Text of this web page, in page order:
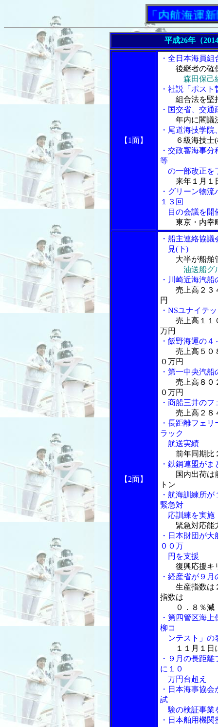
「内航海運新聞」
平成26年（
【1面】
・全日本海員
後継者の確
森田保己
・社説「ポス
組合法を堅
・国交省、交
年内に閣議
・尾道海技学
６級海技士
・交政審海事
等
の一部改正を
来年１月１
・グリーン物
１３回
目の会議を開
東京・内幸
【2面】
・船主連絡協
見(下)
大半が船舶
油送船グ
・川崎近海汽
売上高２３
円
・NSユナイテ
売上高１１
万円
・飯野海運の
売上高５０
０万円
・第一中央汽
売上高８０
０万円
・商船三井の
売上高２８
・長距離フェ
ラック
航送実績
前年同期比
・鉄鋼連盟が
国内出荷は
トン
・航海訓練所
緊急対
応訓練を実施
緊急対応能
・日本財団が
００万
円を支援
復興応援キ
・経産省が９
生産指数は
指数は
０．８％減
・第四管区海
柳コ
ンテスト」の
１１月１
・９月の長距
に１０
万円台超え
・日本海事協
試
験の検証事業
・日本舶用機